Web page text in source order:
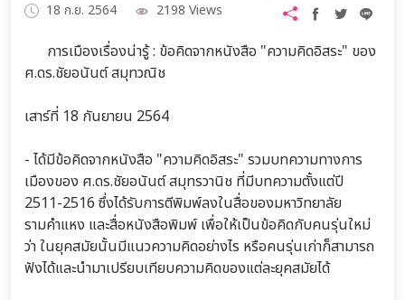
18 ก.ย. 2564 2198 Views
การเมืองเรื่องน่ารู้ : ข้อคิดจากหนังสือ "ความคิดอิสระ" ของ
ศ.ดร.ชัยอนันต์ สมุทวณิช
เสาร์ที่ 18 กันยายน 2564
- ได้มีข้อคิดจากหนังสือ "ความคิดอิสระ" รวมบทความทางการ
เมืองของ ศ.ดร.ชัยอนันต์ สมุทรวานิช ที่มีบทความตั้งแต่ปี
2511-2516 ซึ่งได้รับการตีพิมพ์ลงในสื่อของมหาวิทยาลัย
รามคำแหง และสื่อหนังสือพิมพ์ เพื่อให้เป็นข้อคิดกับคนรุ่นใหม่
ว่า ในยุคสมัยนั้นมีแนวความคิดอย่างไร หรือคนรุ่นเก่าก็สามารถ
ฟังได้และนำมาเปรียบเทียบความคิดของแต่ละยุคสมัยได้